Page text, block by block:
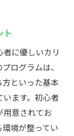
ト
に優しいカリ
ログラムは、
といった基本
ます。初心者
用意されてお
境が整ってい